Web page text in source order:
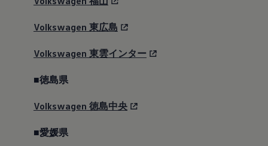
Volkswagen 東広島
Volkswagen 東雲インター
■徳島県
Volkswagen 徳島中央
■愛媛県